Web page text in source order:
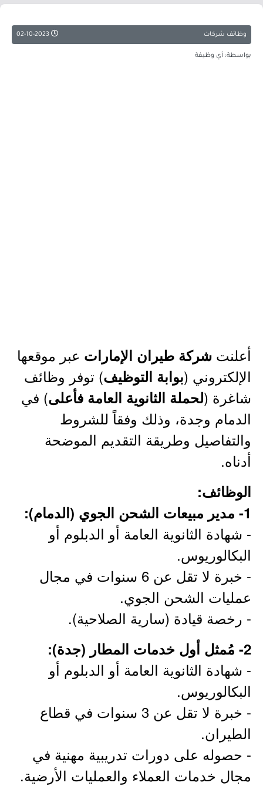
وظائف شركات
بواسطة: أي وظيفة
أعلنت شركة طيران الإمارات عبر موقعها
الإلكتروني (بوابة التوظيف) توفر وظائف
شاغرة (لحملة الثانوية العامة فأعلى) في
الدمام وجدة، وذلك وفقاً للشروط
والتفاصيل وطريقة التقديم الموضحة
أدناه.
الوظائف:
1- مدير مبيعات الشحن الجوي (الدمام):
- شهادة الثانوية العامة أو الدبلوم أو
البكالوريوس.
- خبرة لا تقل عن 6 سنوات في مجال
عمليات الشحن الجوي.
- رخصة قيادة (سارية الصلاحية).
2- مُمثل أول خدمات المطار (جدة):
- شهادة الثانوية العامة أو الدبلوم أو
البكالوريوس.
- خبرة لا تقل عن 3 سنوات في قطاع
الطيران.
- حصوله على دورات تدريبية مهنية في
مجال خدمات العملاء والعمليات الأرضية.